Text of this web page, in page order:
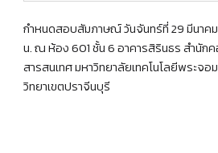
กำหนดสอบสัมภาษณ์ วันจันทร์ที่ 29 มีนาค
น. ณ ห้อง 601 ชั้น 6 อาคารสิรินธร สำนักค
สารสนเทศ มหาวิทยาลัยเทคโนโลยีพระจอ
วิทยาเขตปราจีนบุรี